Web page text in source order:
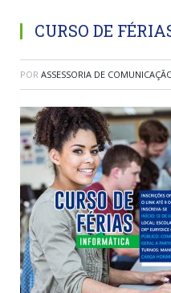
CURSO DE
POR ASSESSORIA DE